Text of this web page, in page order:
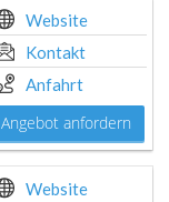
Website
Kontakt
Anfahrt
Angebot anfordern
Website